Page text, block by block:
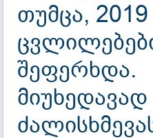
თუმცა,
შეფერხდა.